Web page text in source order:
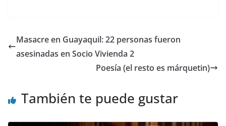
er e
b
k
s
A
gr
a
m
di
t
l e
n
p
tir
Masacre en Guayaquil: 22 personas fueron
asesinadas en Socio Vivienda 2
Poesía (el resto es márquetin)
También te puede gustar